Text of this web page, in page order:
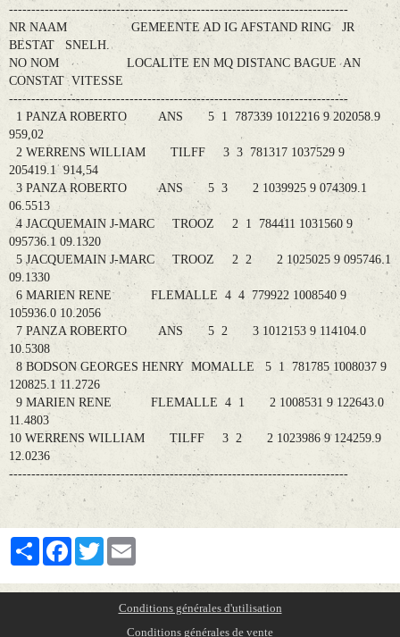
----------------------------------------------------------------------------
NR NAAM GEMEENTE AD IG AFSTAND RING JR
BESTAT SNELH.
NO NOM LOCALITE EN MQ DISTANC BAGUE AN
CONSTAT VITESSE
----------------------------------------------------------------------------
1 PANZA ROBERTO ANS 5 1 787339 1012216 9 202058.9
959,02
2 WERRENS WILLIAM TILFF 3 3 781317 1037529 9
205419.1 914,54
3 PANZA ROBERTO ANS 5 3 2 1039925 9 074309.1
06.5513
4 JACQUEMAIN J-MARC TROOZ 2 1 784411 1031560 9
095736.1 09.1320
5 JACQUEMAIN J-MARC TROOZ 2 2 2 1025025 9 095746.1
09.1330
6 MARIEN RENE FLEMALLE 4 4 779922 1008540 9
105936.0 10.2056
7 PANZA ROBERTO ANS 5 2 3 1012153 9 114104.0
10.5308
8 BODSON GEORGES HENRY MOMALLE 5 1 781785 1008037 9
120825.1 11.2726
9 MARIEN RENE FLEMALLE 4 1 2 1008531 9 122643.0
11.4803
10 WERRENS WILLIAM TILFF 3 2 2 1023986 9 124259.9
12.0236
----------------------------------------------------------------------------
PartagerFacebookTwitter
Conditions générales d'utilisation
Conditions générales de vente